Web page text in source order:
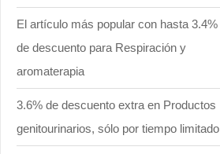
El artículo más popular con hasta 3.4%
de descuento para Respiración y
aromaterapia
3.6% de descuento extra en Productos
genitourinarios, sólo por tiempo limitado